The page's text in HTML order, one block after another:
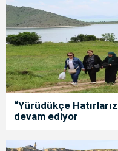
“Yürüdükçe
devam ediyor